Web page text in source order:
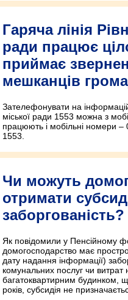
Гаряча лінія
ради працює
приймає
мешканців
Зателефонувати на
міської ради 1553 можна з
працюють і мобільні номери
1553.
Чи можуть
отримати
заборгованість?
Як повідомили у Пенсійному
домогосподарство має
дату надання інформації)
комунальних послуг чи витрат
багатоквартирним будинком,
років, субсидія не